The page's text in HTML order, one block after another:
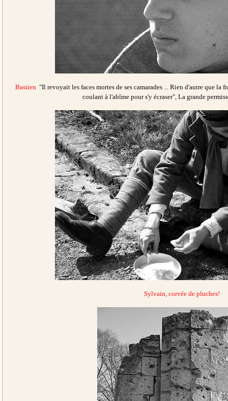
Bastien "Il revoyait les faces mortes de ses camarades ... Rien d'autre que
coulant à l'abîme pour s'y écraser", La grande
Sylvain, corvée de pluches!